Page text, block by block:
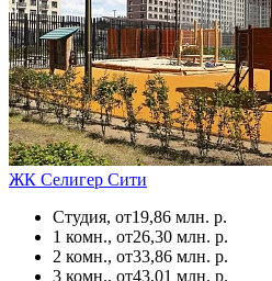
ЖК Селигер Сити
Студия, от19,86 млн. р.
1 комн., от26,30 млн. р.
2 комн., от33,86 млн. р.
3 комн., от43,01 млн. р.